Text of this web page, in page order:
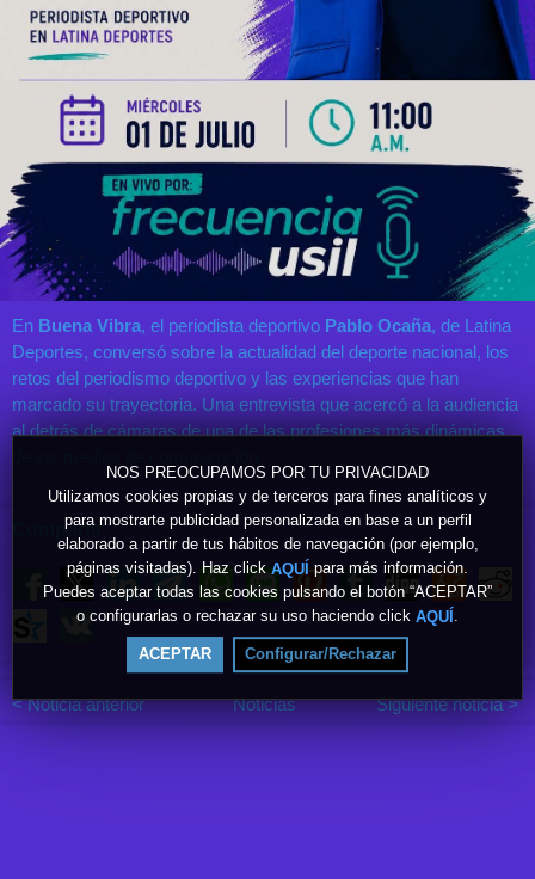
NOS PREOCUPAMOS POR TU PRIVACIDAD
Utilizamos cookies propias y de terceros para fines analíticos y
para mostrarte publicidad personalizada en base a un perfil
elaborado a partir de tus hábitos de navegación (por ejemplo,
páginas visitadas). Haz click AQUÍ para más información.
Puedes aceptar todas las cookies pulsando el botón “ACEPTAR”
o configurarlas o rechazar su uso haciendo click AQUÍ .
ACEPTAR Configurar/Rechazar
En Buena Vibra, el periodista deportivo Pablo Ocaña, de Latina
Deportes, conversó sobre la actualidad del deporte nacional, los
retos del periodismo deportivo y las experiencias que han
marcado su trayectoria. Una entrevista que acercó a la audiencia
al detrás de cámaras de una de las profesiones más dinámicas
Compartir
< Noticia anterior Noticias Siguiente noticia >